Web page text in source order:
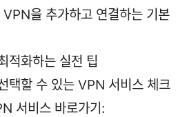
을 추가하고 연결하는 기본
적화하는 실전 팁
택할 수 있는 VPN 서비스 체크
서비스 바로가기: